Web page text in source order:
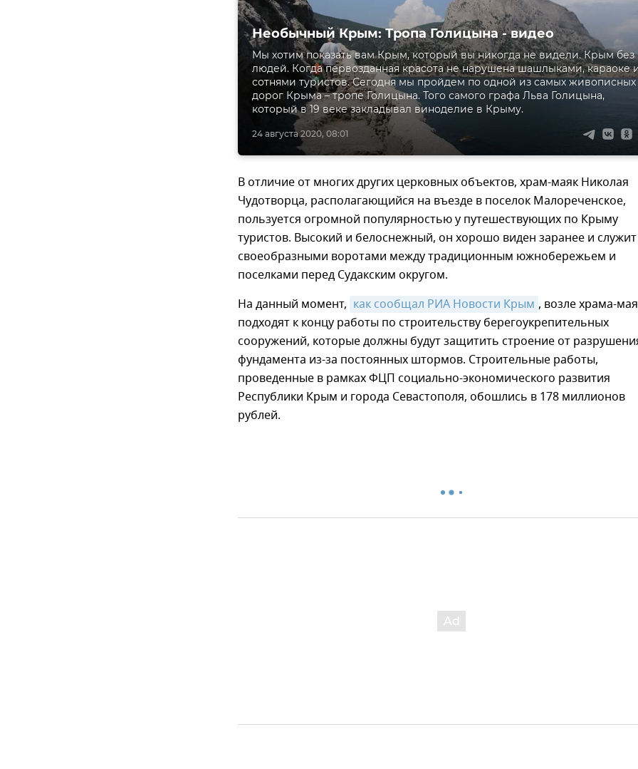
24 августа 2020, 08:01
Необычный Крым: Тропа Голицына - видео
Мы хотим показать вам Крым, который вы никогда не видели. Крым без
людей. Когда первозданная красота не нарушена шашлыками, караоке
сотнями туристов. Сегодня мы пройдем по одной из самых живописных
дорог Крыма – тропе Голицына. Того самого графа Льва Голицына,
который в 19 веке закладывал виноделие в Крыму.
В отличие от многих других церковных объектов, храм-маяк Николая
Чудотворца, располагающийся на въезде в поселок Малореченское,
пользуется огромной популярностью у путешествующих по Крыму
туристов. Высокий и белоснежный, он хорошо виден заранее и служит
своеобразными воротами между традиционным южнобережьем и
поселками перед Судакским округом.
На данный момент, как сообщал РИА Новости Крым , возле храма-
подходят к концу работы по строительству берегоукрепительных
сооружений, которые должны будут защитить строение от
фундамента из-за постоянных штормов. Строительные работы,
проведенные в рамках ФЦП социально-экономического развития
Республики Крым и города Севастополя, обошлись в 178 миллионов
рублей.